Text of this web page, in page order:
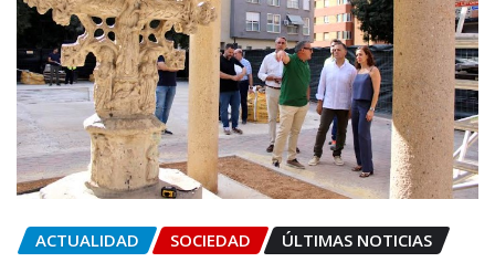
ACTUALIDAD SOCIEDAD ÚLTIMAS NOTICIAS